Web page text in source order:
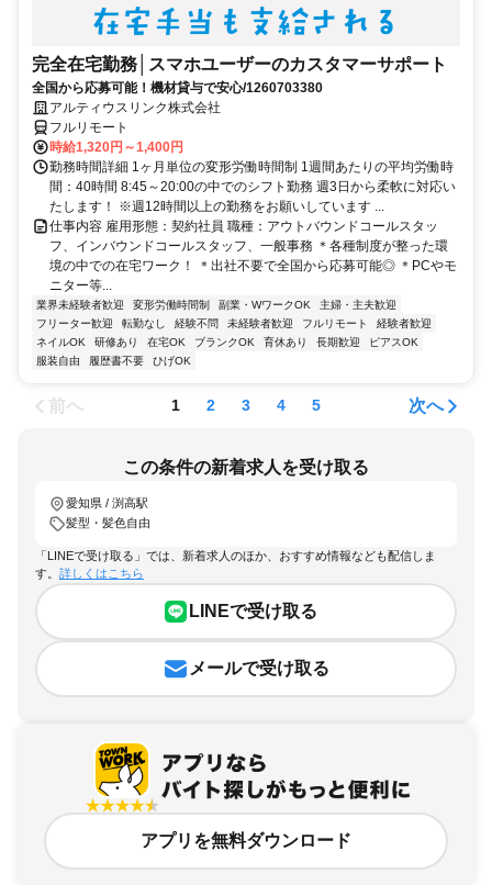
完全在宅勤務│スマホユーザーのカスタマーサポート
全国から応募可能！機材貸与で安心/1260703380
アルティウスリンク株式会社
フルリモート
時給1,320円～1,400円
勤務時間詳細 1ヶ月単位の変形労働時間制 1週間あたりの平均労働時
間：40時間 8:45～20:00の中でのシフト勤務 週3日から柔軟に対応い
たします！ ※週12時間以上の勤務をお願いしています ...
仕事内容 雇用形態：契約社員 職種：アウトバウンドコールスタッ
フ、インバウンドコールスタッフ、一般事務 ＊各種制度が整った環
境の中での在宅ワーク！ ＊出社不要で全国から応募可能◎ ＊PCやモ
ニター等...
業界未経験者歓迎 変形労働時間制 副業・WワークOK
主婦・主夫歓迎
フリーター歓迎
転勤なし 経験不問 未経験者歓迎 フルリモート
経験者歓迎
ネイルOK
研修あり 在宅OK ブランクOK 育休あり 長期歓迎
ピアスOK
服装自由
履歴書不要 ひげOK
前へ 1 2 3 4 5 次へ
この条件の新着求人を受け取る
愛知県 / 渕高駅
髪型・髪色自由
「LINEで受け取る」では、新着求人のほか、おすすめ情報なども配信しま
す。 詳しくはこちら
LINEで受け取る
メールで受け取る
アプリを無料ダウンロード